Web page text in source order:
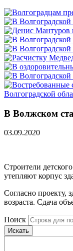
Волгоградской
В Волжском
03.09.2020
Строители
утепляют корпус
Согласно проекту,
возраста. Сдача
Поиск
Искать